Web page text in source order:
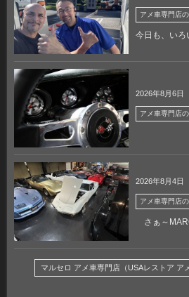
アメ車専門店
今日も、いろ
2026年8月6日
アメ車専門店
2026年8月4日
アメ車専門店
さぁ～
マルセロ アメ車専門店（USAレストア ア